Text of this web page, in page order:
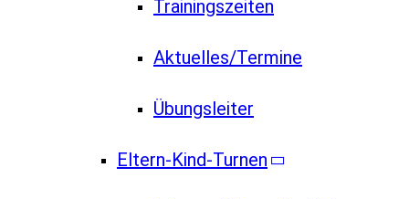
Trainingszeiten
Aktuelles/Termine
Übungsleiter
Eltern-Kind-Turnen